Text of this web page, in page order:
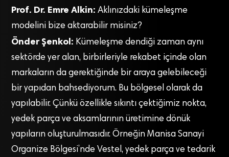
Prof. Dr. Emre Alkin: Aklınızdaki kümeleşme
modelini bize aktarabilir misiniz?
Önder Şenkol: Kümeleşme dendiği zaman aynı
sektörde yer alan, birbirleriyle rekabet içinde olan
markaların da gerektiğinde bir araya gelebileceği
bir yapıdan bahsediyorum. Bu bölgesel olarak da
yapılabilir. Çünkü özellikle sıkıntı çektiğimiz nokta,
yedek parça ve aksamlarının üretimine dönük
yapıların oluşturulmasıdır. Örneğin Manisa Sanayi
Organize Bölgesi’nde Vestel, yedek parça ve tedarik